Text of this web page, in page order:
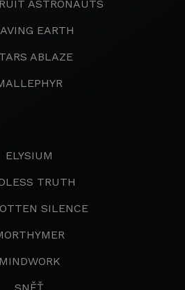
ASTRONAUTS
EARTH
ABLAZE
ELYSIUM
TRUTH
SILENCE
MINDWORK